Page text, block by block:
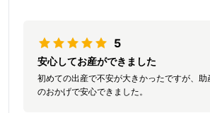
5
安心してお産ができました
初めての出産で不安が大きかったですが、助
のおかげで安心できました。